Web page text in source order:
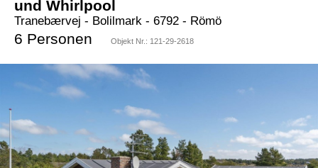
und Whirlpool
Tranebærvej - Bolilmark - 6792 - Römö
6 Personen Objekt Nr.: 121-29-2618